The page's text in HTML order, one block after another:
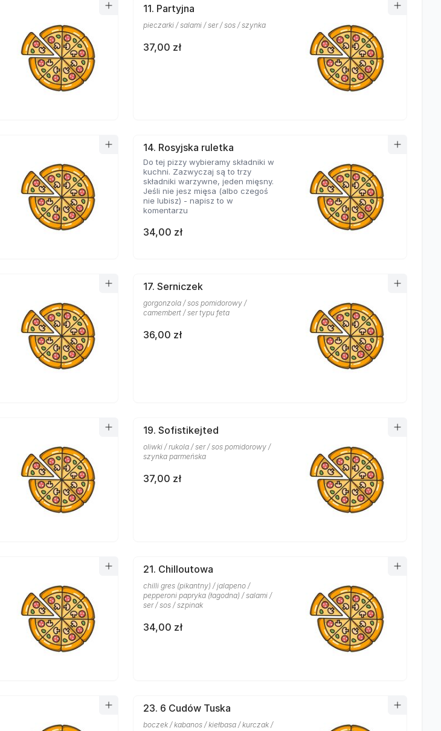
11. Partyjna
pieczarki / salami / ser / sos / szynka
37,00 zł
14. Rosyjska ruletka
Do tej pizzy wybieramy składniki w
kuchni. Zazwyczaj są to trzy
składniki warzywne, jeden mięsny.
Jeśli nie jesz mięsa (albo czegoś
nie lubisz) - napisz to w
komentarzu
34,00 zł
17. Serniczek
gorgonzola / sos pomidorowy /
camembert / ser typu feta
36,00 zł
19. Sofistikejted
oliwki / rukola / ser / sos pomidorowy /
szynka parmeńska
37,00 zł
21. Chilloutowa
chilli gres (pikantny) / jalapeno /
pepperoni papryka (łagodna) / salami /
ser / sos / szpinak
34,00 zł
23. 6 Cudów Tuska
boczek / kabanos / kiełbasa / kurczak /